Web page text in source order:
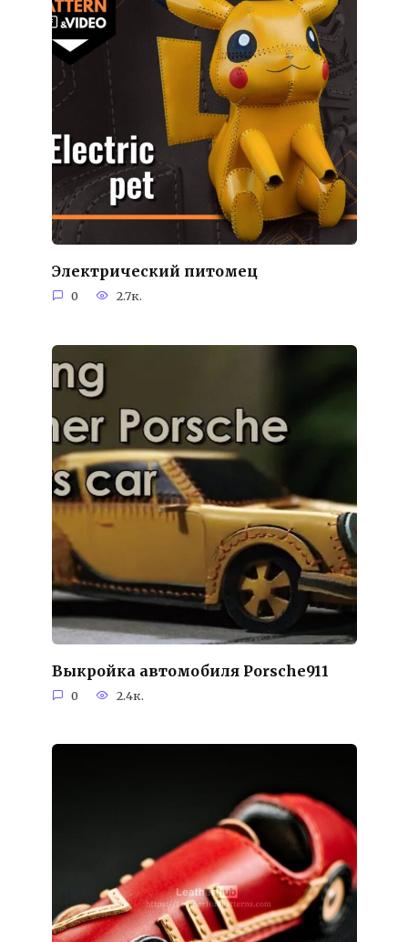
Электрический питомец
0 2.7к.
Выкройка автомобиля Porsche911
0 2.4к.